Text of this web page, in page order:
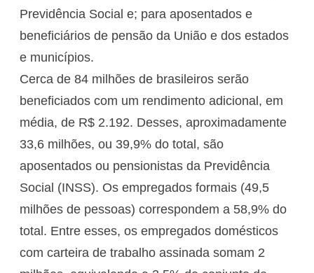
Previdência Social e; para aposentados e
beneficiários de pensão da União e dos estados
e municípios.
Cerca de 84 milhões de brasileiros serão
beneficiados com um rendimento adicional, em
média, de R$ 2.192. Desses, aproximadamente
33,6 milhões, ou 39,9% do total, são
aposentados ou pensionistas da Previdência
Social (INSS). Os empregados formais (49,5
milhões de pessoas) correspondem a 58,9% do
total. Entre esses, os empregados domésticos
com carteira de trabalho assinada somam 2